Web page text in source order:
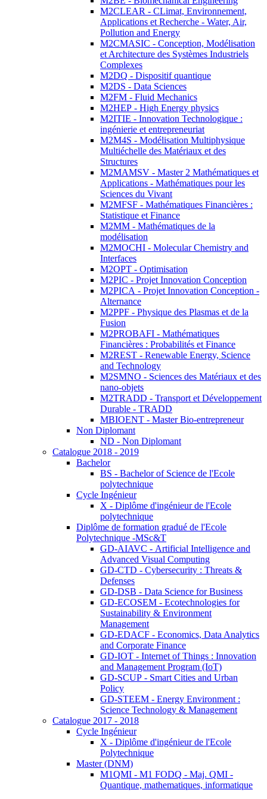
M2CLEAR - CLimat, Environnement,
Applications et Recherche - Water, Air,
Pollution and Energy
M2CMASIC - Conception, Modélisation
et Architecture des Systèmes Industriels
Complexes
M2DQ - Dispositif quantique
M2DS - Data Sciences
M2FM - Fluid Mechanics
M2HEP - High Energy physics
M2ITIE - Innovation Technologique :
ingénierie et entrepreneuriat
M2M4S - Modélisation Multiphysique
Multiéchelle des Matériaux et des
Structures
M2MAMSV - Master 2 Mathématiques et
Applications - Mathématiques pour les
Sciences du Vivant
M2MFSF - Mathématiques Financières :
Statistique et Finance
M2MM - Mathématiques de la
modélisation
M2MOCHI - Molecular Chemistry and
Interfaces
M2OPT - Optimisation
M2PIC - Projet Innovation Conception
M2PICA - Projet Innovation Conception -
Alternance
M2PPF - Physique des Plasmas et de la
Fusion
M2PROBAFI - Mathématiques
Financières : Probabilités et Finance
M2REST - Renewable Energy, Science
and Technology
M2SMNO - Sciences des Matériaux et des
nano-objets
M2TRADD - Transport et Développement
Durable - TRADD
MBIOENT - Master Bio-entrepreneur
Non Diplomant
ND - Non Diplomant
Catalogue 2018 - 2019
Bachelor
BS - Bachelor of Science de l'Ecole
polytechnique
Cycle Ingénieur
X - Diplôme d'ingénieur de l'Ecole
polytechnique
Diplôme de formation gradué de l'Ecole
Polytechnique -MSc&T
GD-AIAVC - Artificial Intelligence and
Advanced Visual Computing
GD-CTD - Cybersecurity : Threats &
Defenses
GD-DSB - Data Science for Business
GD-ECOSEM - Ecotechnologies for
Sustainability & Environment
Management
GD-EDACF - Economics, Data Analytics
and Corporate Finance
GD-IOT - Internet of Things : Innovation
and Management Program (IoT)
GD-SCUP - Smart Cities and Urban
Policy
GD-STEEM - Energy Environment :
Science Technology & Management
Catalogue 2017 - 2018
Cycle Ingénieur
X - Diplôme d'ingénieur de l'Ecole
Polytechnique
Master (DNM)
M1QMI - M1 FODQ - Maj. QMI -
Quantique, mathematiques, informatique